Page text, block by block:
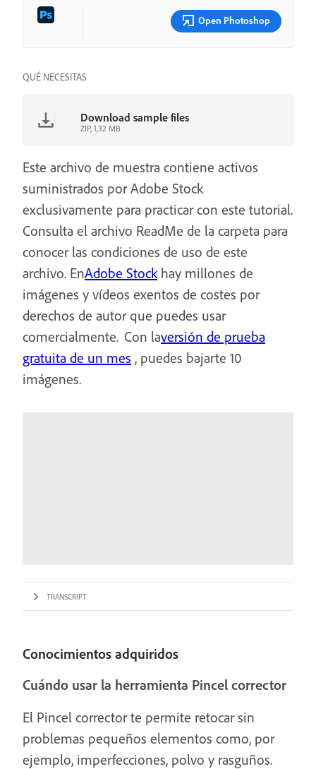
Open Photoshop
QUÉ NECESITAS
Download sample files
ZIP, 1,32 MB
Este archivo de muestra contiene activos
suministrados por Adobe Stock
exclusivamente para practicar con este tutorial.
Consulta el archivo ReadMe de la carpeta para
conocer las condiciones de uso de este
archivo. EnAdobe Stockhay millones de
imágenes y vídeos exentos de costes por
derechos de autor que puedes usar
comercialmente. Con laversión de prueba
gratuita de un mes , puedes bajarte 10
imágenes.
TRANSCRIPT
Conocimientos adquiridos
Cuándo usar la herramienta Pincel corrector
El Pincel corrector te permite retocar sin
problemas pequeños elementos como, por
ejemplo, imperfecciones, polvo y rasguños.